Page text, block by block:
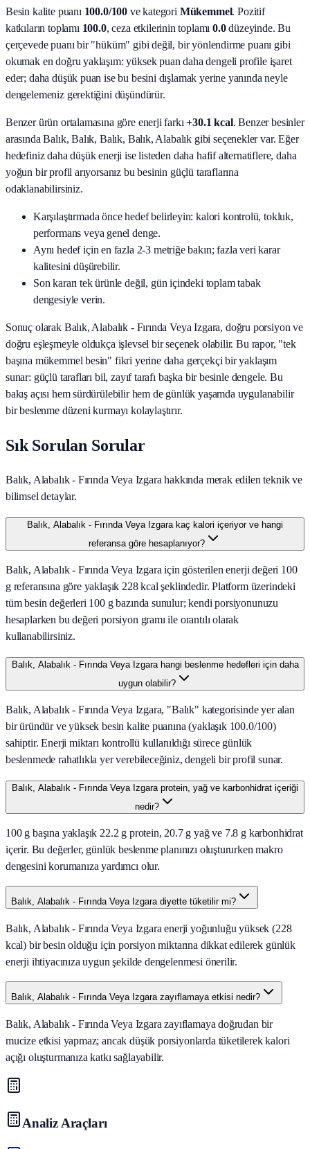
Besin kalite puanı 100.0/100 ve kategori Mükemmel. Pozitif
katkıların toplamı 100.0, ceza etkilerinin toplamı 0.0düzeyinde. Bu
çerçevede puanı bir "hüküm" gibi değil, bir yönlendirme puanı gibi
okumak en doğru yaklaşım: yüksek puan daha dengeli profile işaret
eder; daha düşük puan ise bu besini dışlamak yerine yanında neyle
dengelemeniz gerektiğini düşündürür.
Benzer ürün ortalamasına göre enerji farkı +30.1 kcal. Benzer besinler
arasındaBalık, Balık, Balık, Balık, Alabalık gibi seçenekler var. Eğer
hedefiniz daha düşük enerji ise listeden daha hafif alternatiflere, daha
yoğun bir profil arıyorsanız bu besinin güçlü taraflarına
odaklanabilirsiniz.
Karşılaştırmada önce hedef belirleyin: kalori kontrolü, tokluk,
performans veya genel denge.
Aynı hedef için en fazla 2-3 metriğe bakın; fazla veri karar
kalitesini düşürebilir.
Son kararı tek ürünle değil, gün içindeki toplam tabak
dengesiyle verin.
Sonuç olarak Balık, Alabalık - Fırında Veya Izgara, doğru porsiyon ve
doğru eşleşmeyle oldukça işlevsel bir seçenek olabilir. Bu rapor, "tek
başına mükemmel besin" fikri yerine daha gerçekçi bir yaklaşım
sunar: güçlü tarafları bil, zayıf tarafı başka bir besinle dengele. Bu
bakış açısı hem sürdürülebilir hem de günlük yaşamda uygulanabilir
bir beslenme düzeni kurmayı kolaylaştırır.
Sık Sorulan Sorular
Balık, Alabalık - Fırında Veya Izgara hakkında merak edilen teknik ve
bilimsel detaylar.
Balık, Alabalık - Fırında Veya Izgara kaç kalori içeriyor ve hangi
referansa göre hesaplanıyor?
Balık, Alabalık - Fırında Veya Izgara için gösterilen enerji değeri 100
g referansına göre yaklaşık 228 kcal şeklindedir. Platform üzerindeki
tüm besin değerleri 100 g bazında sunulur; kendi porsiyonunuzu
hesaplarken bu değeri porsiyon gramı ile orantılı olarak
kullanabilirsiniz.
Balık, Alabalık - Fırında Veya Izgara hangi beslenme hedefleri için daha
uygun olabilir?
Balık, Alabalık - Fırında Veya Izgara, "Balık" kategorisinde yer alan
bir üründür ve yüksek besin kalite puanına (yaklaşık 100.0/100)
sahiptir. Enerji miktarı kontrollü kullanıldığı sürece günlük
beslenmede rahatlıkla yer verebileceğiniz, dengeli bir profil sunar.
Balık, Alabalık - Fırında Veya Izgara protein, yağ ve karbonhidrat içeriği
nedir?
100 g başına yaklaşık 22.2 g protein, 20.7 g yağ ve 7.8 g karbonhidrat
içerir. Bu değerler, günlük beslenme planınızı oluştururken makro
dengesini korumanıza yardımcı olur.
Balık, Alabalık - Fırında Veya Izgara diyette tüketilir mi?
Balık, Alabalık - Fırında Veya Izgara enerji yoğunluğu yüksek (228
kcal) bir besin olduğu için porsiyon miktarına dikkat edilerek günlük
enerji ihtiyacınıza uygun şekilde dengelenmesi önerilir.
Balık, Alabalık - Fırında Veya Izgara zayıflamaya etkisi nedir?
Balık, Alabalık - Fırında Veya Izgara zayıflamaya doğrudan bir
mucize etkisi yapmaz; ancak düşük porsiyonlarda tüketilerek kalori
açığı oluşturmanıza katkı sağlayabilir.
Analiz Araçları